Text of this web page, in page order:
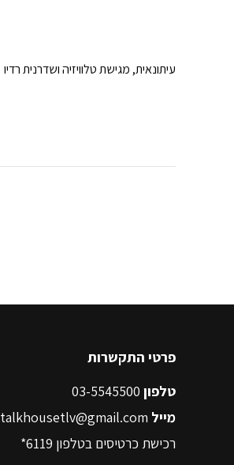
עיתונאית, מגישת טלוויזיה ושדרנית רדיו
פרטי התקשרות
טלפון
מייל talkhousetlv@gmail.com
רכישת כרטיסים בטלפון 6119*